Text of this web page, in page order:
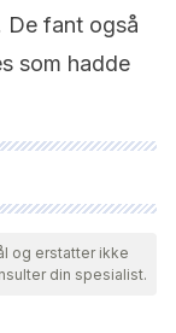
De fant også
som hadde
teamet vårt for å
validitet.
som pålitelig og
og erstatter ikke
din spesialist.